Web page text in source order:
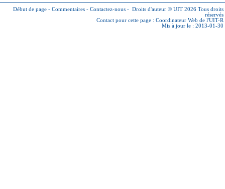
Début de page - Commentaires - Contactez-nous - Droits d'auteur © UIT 2026 Tous droits
réservés
Contact pour cette page : Coordinateur Web de l'UIT-R
Mis à jour le : 2013-01-30